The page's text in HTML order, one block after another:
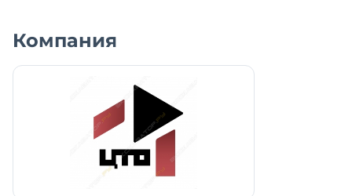
Объем ковша: 0,53 м
Производитель двигателя: QUANCHAI
Модель двигателя: 4C6-88C33
Мощность: 65/87 кВт/л.с
Шины: 12-16.5
Колесная база: 1150 мм
Колея: 1506 мм
Дорожный просвет (клиренс): 210 мм
Компания